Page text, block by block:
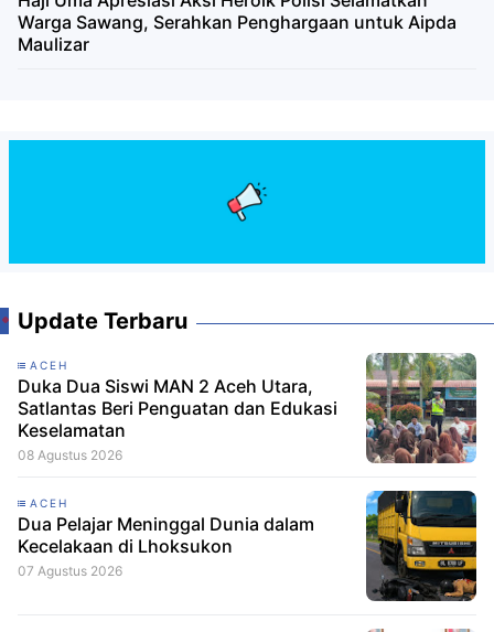
Warga Sawang, Serahkan Penghargaan untuk Aipda
Maulizar
Update Terbaru
ACEH
Duka Dua Siswi MAN 2 Aceh Utara,
Satlantas Beri Penguatan dan Edukasi
Keselamatan
08 Agustus 2026
ACEH
Dua Pelajar Meninggal Dunia dalam
Kecelakaan di Lhoksukon
07 Agustus 2026